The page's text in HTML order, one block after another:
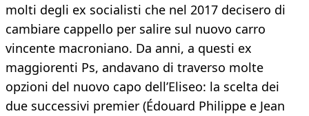
molti degli ex socialisti che nel 2017 decisero di
cambiare cappello per salire sul nuovo carro
vincente macroniano. Da anni, a questi ex
maggiorenti Ps, andavano di traverso molte
opzioni del nuovo capo dell’Eliseo: la scelta dei
due successivi premier (Édouard Philippe e Jean